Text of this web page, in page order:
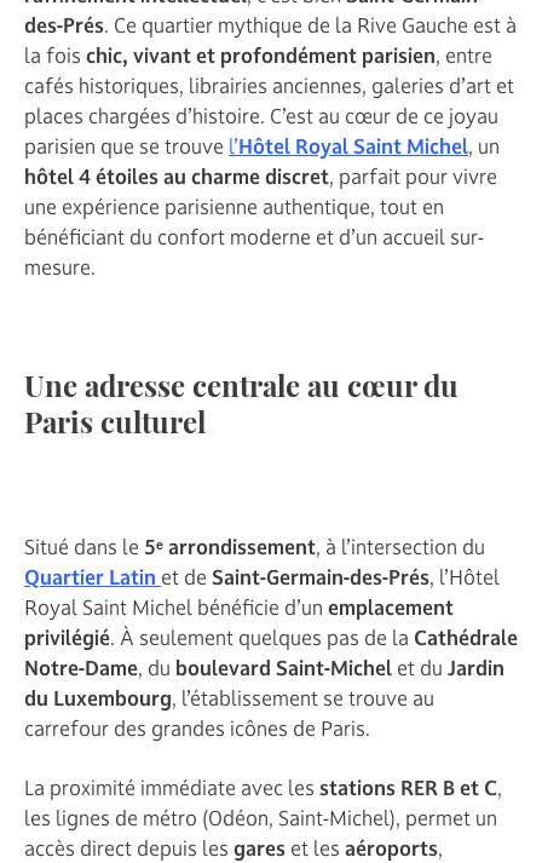
des-Prés. Ce quartier mythique de la Rive Gauche est à
la fois chic, vivant et profondément parisien, entre
cafés historiques, librairies anciennes, galeries d’art et
places chargées d’histoire. C’est au cœur de ce joyau
parisien que se trouve l’Hôtel Royal Saint Michel, un
hôtel 4 étoiles au charme discret, parfait pour vivre
une expérience parisienne authentique, tout en
bénéficiant du confort moderne et d’un accueil sur-
mesure.
Une adresse centrale au cœur du
Paris culturel
Situé dans le 5ᵉ arrondissement, à l’intersection du
Quartier Latin et de Saint-Germain-des-Prés, l’Hôtel
Royal Saint Michel bénéficie d’un emplacement
privilégié. À seulement quelques pas de la Cathédrale
Notre-Dame, du boulevard Saint-Michel et du Jardin
du Luxembourg, l’établissement se trouve au
carrefour des grandes icônes de Paris.
La proximité immédiate avec les stations RER B et C,
les lignes de métro (Odéon, Saint-Michel), permet un
accès direct depuis les gares et les aéroports,